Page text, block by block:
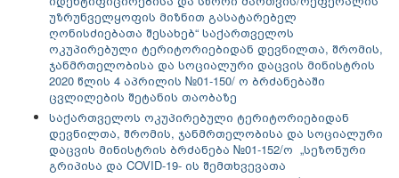
უზრუნველყოფის მიზნით გასატარებელ
ღონისძიებათა შესახებ“ საქართველოს
ოკუპირებული ტერიტორიებიდან დევნილთა, შრომის,
ჯანმრთელობისა და სოციალური დაცვის მინისტრის
2020 წლის 4 აპრილის №01-150/ ო ბრძანებაში
ცვლილების შეტანის თაობაზე
საქართველოს ოკუპირებული ტერიტორიებიდან
დევნილთა, შრომის, ჯანმრთელობისა და სოციალური
დაცვის მინისტრის ბრძანება №01-152/ო „სეზონური
გრიპისა და COVID-19- ის შემთხვევათა